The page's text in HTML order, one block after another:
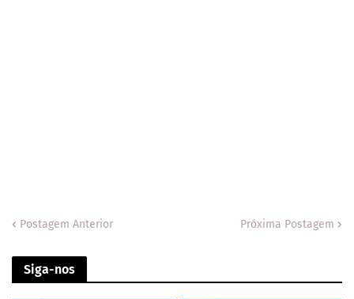
Postagem Anterior Próxima Postagem
Siga-nos